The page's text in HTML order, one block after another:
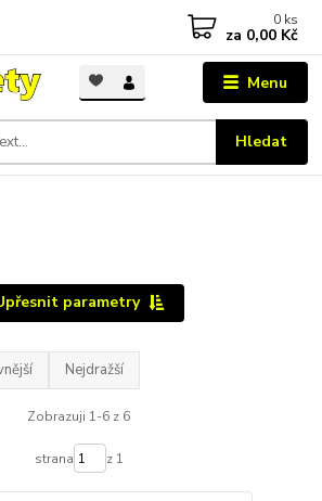
Menu
Hledat
0 ks
za 0,00 Kč
parametry
Nejdražší
Zobrazuji 1-6 z 6
strana z 1